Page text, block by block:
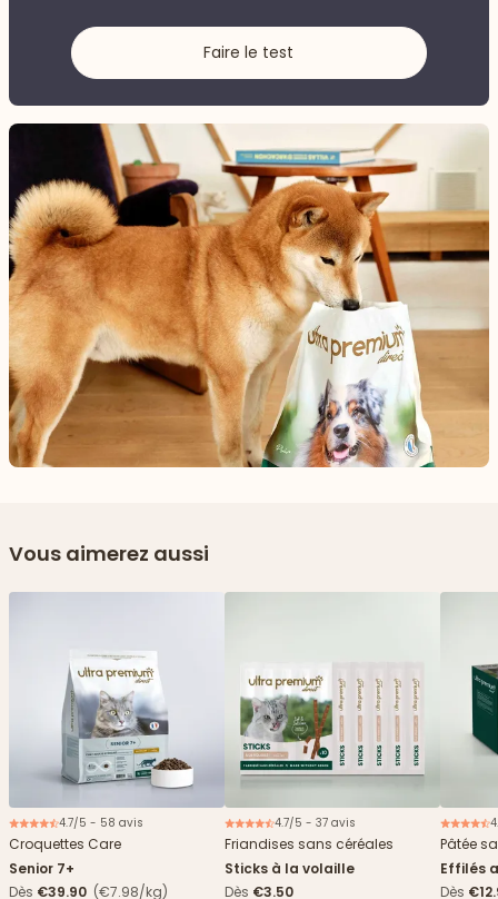
Faire le test
Vous aimerez aussi
Nouveau
4.7/5 - 58 avis
Croquettes Care
Senior 7+
Dès €39.90 (€7.98/kg)
4.7/5 - 37 avis
Friandises sans céréales
Sticks à la volaille
Dès €3.50
Pâtée
Effilés
Dès